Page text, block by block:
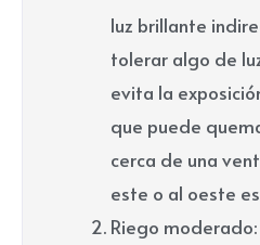
luz brillante
tolerar algo de
evita la
que puede
cerca de una
este o al oeste
Riego moderado: